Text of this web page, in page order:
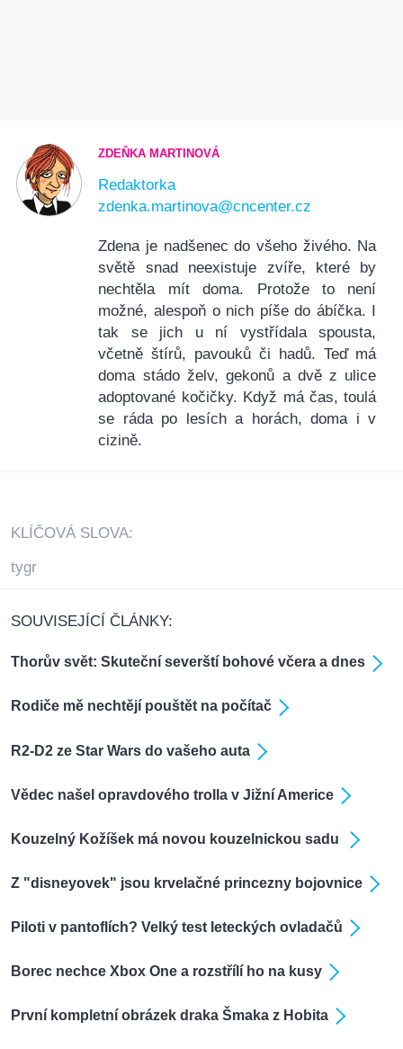
ZDEŇKA MARTINOVÁ
Redaktorka
zdenka.martinova@cncenter.cz
Zdena je nadšenec do všeho živého. Na
světě snad neexistuje zvíře, které by
nechtěla mít doma. Protože to není
možné, alespoň o nich píše do ábíčka. I
tak se jich u ní vystřídala spousta,
včetně štírů, pavouků či hadů. Teď má
doma stádo želv, gekonů a dvě z ulice
adoptované kočičky. Když má čas, toulá
se ráda po lesích a horách, doma i v
cizině.
KLÍČOVÁ SLOVA:
tygr
SOUVISEJÍCÍ ČLÁNKY:
Thorův svět: Skuteční severští bohové včera a dnes
Rodiče mě nechtějí pouštět na počítač
R2-D2 ze Star Wars do vašeho auta
Vědec našel opravdového trolla v Jižní Americe
Kouzelný Kožíšek má novou kouzelnickou sadu
Z "disneyovek" jsou krvelačné princezny bojovnice
Piloti v pantoflích? Velký test leteckých ovladačů
Borec nechce Xbox One a rozstřílí ho na kusy
První kompletní obrázek draka Šmaka z Hobita